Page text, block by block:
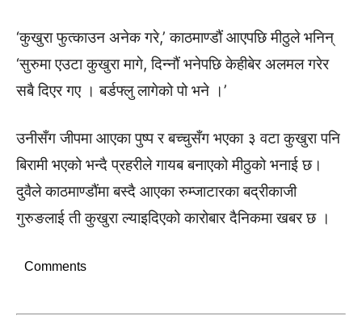
‘कुखुरा फुत्काउन अनेक गरे,’ काठमाण्डौं आएपछि मीठुले भनिन्
‘सुरुमा एउटा कुखुरा मागे, दिन्नौं भनेपछि केहीबेर अलमल गरेर
सबै दिएर गए । बर्डफ्लु लागेको पो भने ।’
उनीसँग जीपमा आएका पुष्प र बच्चुसँग भएका ३ वटा कुखुरा पनि
बिरामी भएको भन्दै प्रहरीले गायब बनाएको मीठुको भनाई छ।
दुवैले काठमाण्डौंमा बस्दै आएका रुम्जाटारका बद्रीकाजी
गुरुङलाई ती कुखुरा ल्याइदिएको कारोबार दैनिकमा खबर छ ।
Comments